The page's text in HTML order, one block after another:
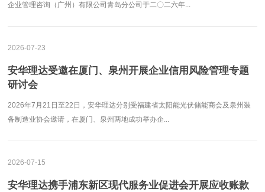
企业管理咨询（广州）有限公司青岛分公司于二〇二六年...
2026-07-23
安华理达受邀在厦门、泉州开展企业信用风险管理专题
研讨会
2026年7月21日至22日，安华理达分别受福建省太阳能光伏储能商会及泉州装
备制造业协会邀请，在厦门、泉州两地成功举办企...
2026-07-15
安华理达携手浦东新区现代服务业促进会开展应收账款